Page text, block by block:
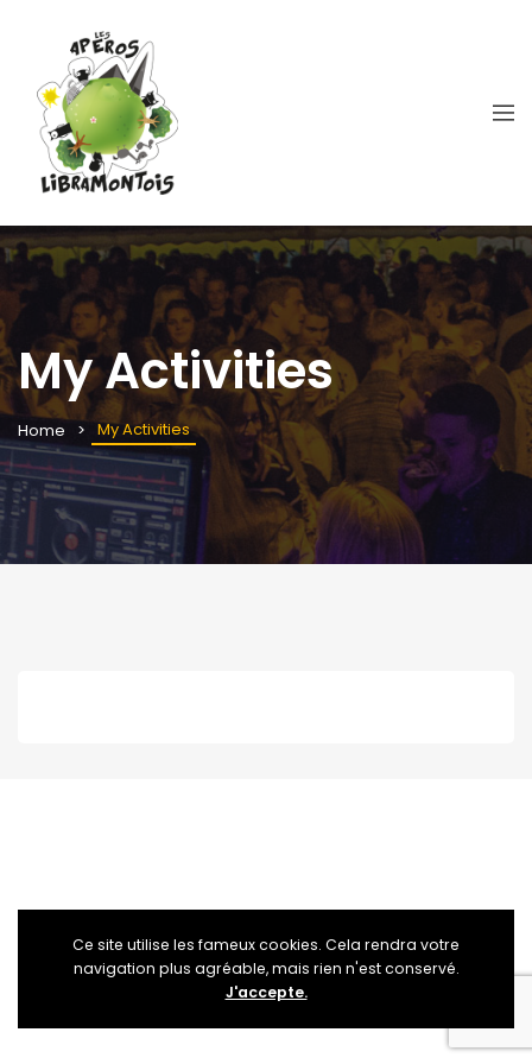
My Activities
Home My Activities
Ce site utilise les fameux cookies. Cela rendra votre
navigation plus agréable, mais rien n'est conservé.
J'accepte.